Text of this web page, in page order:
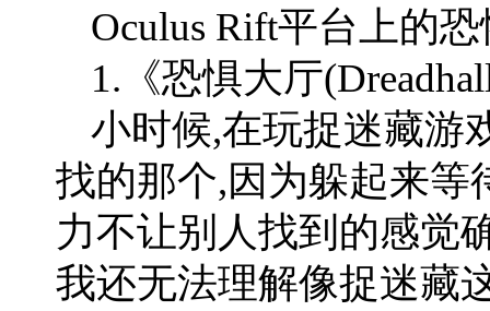
Oculus Rift平台上的
1.《恐惧大厅
小时候,在玩捉迷藏游
找的那个,因为躲起来等
力不让别人找到的感觉
我还无法理解像捉迷藏